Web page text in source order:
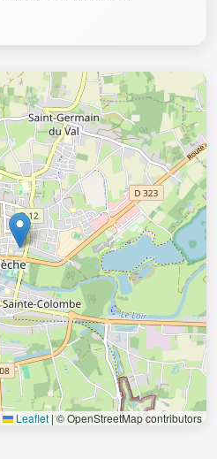
Leaflet | © OpenStreetMap contributors